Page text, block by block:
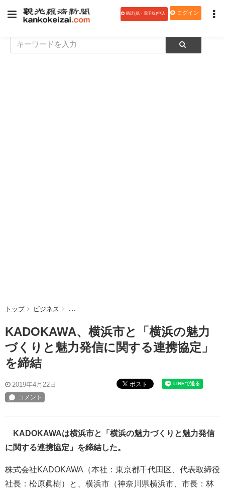
購読(紙・電子版)申込 ログイン
トップ ビジネス KADOKAWA、横浜市と「横浜の魅力づくりと魅力
KADOKAWA、横浜市と「横浜の魅力
づくりと魅力発信に関する連携協定」
を締結
2019年4月22日 ポスト
KADOKAWAは横浜市と「横浜の魅力づくりと魅力発信
に関する連携協定」を締結した。
株式会社KADOKAWA（本社：東京都千代田区、代表取締役
社長：松原眞樹）と、横浜市（神奈川県横浜市、市長：林